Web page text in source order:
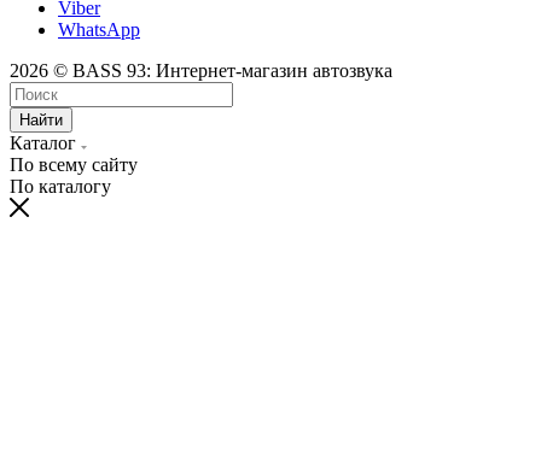
Viber
WhatsApp
2026 © BASS 93: Интернет-магазин автозвука
Найти
Каталог
По всему сайту
По каталогу